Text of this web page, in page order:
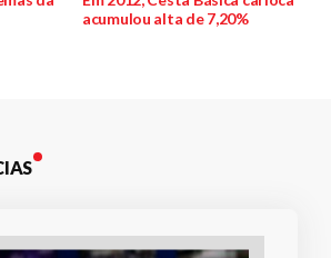
acumulou alta de 7,20%